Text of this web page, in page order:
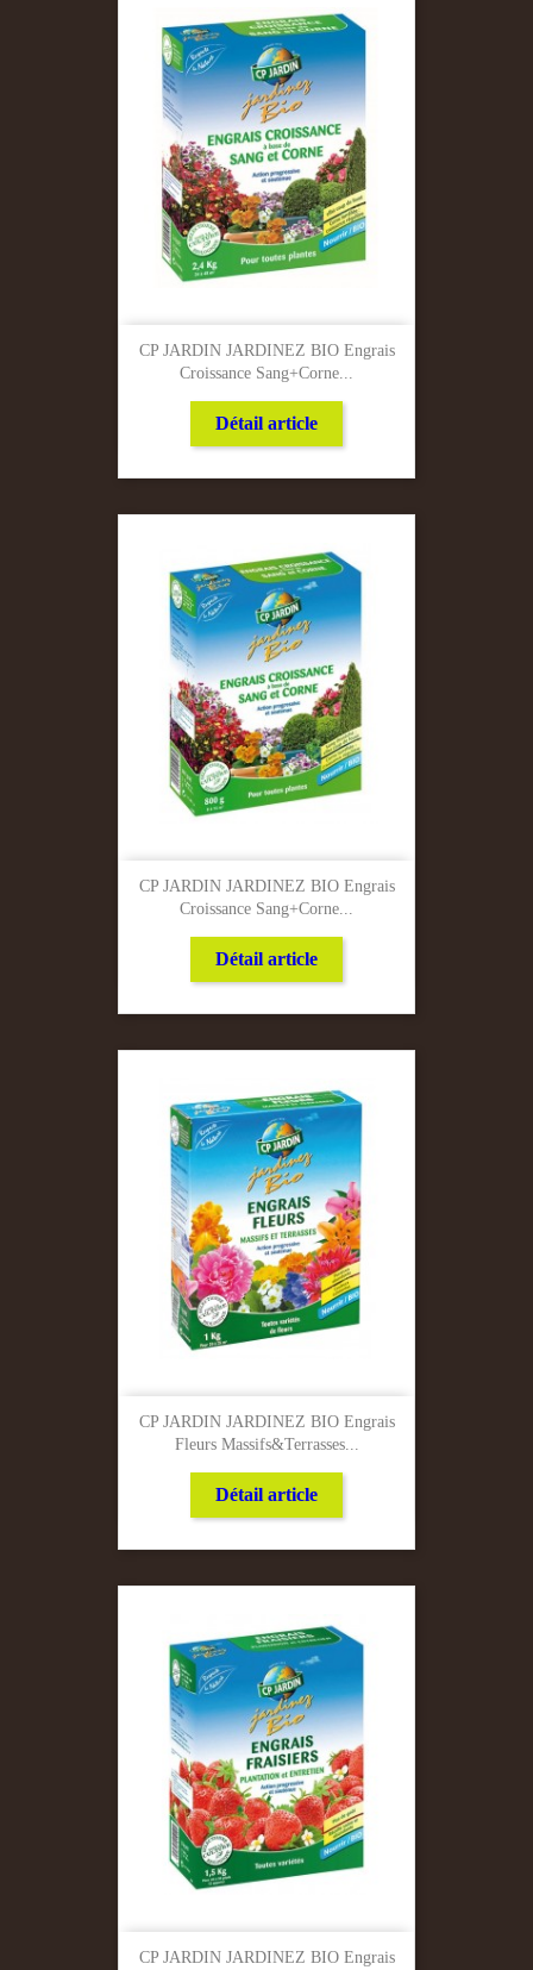
CP JARDIN JARDINEZ BIO Engrais
Croissance Sang+corne...
Détail article
CP JARDIN JARDINEZ BIO Engrais
Croissance Sang+corne...
Détail article
CP JARDIN JARDINEZ BIO Engrais
Fleurs Massifs&terrasses...
Détail article
CP JARDIN JARDINEZ BIO Engrais